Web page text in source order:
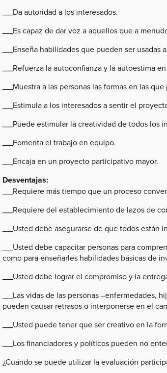
___Da autoridad a los interesados.
___Es capaz de dar voz a aquellos que a
___Enseña habilidades que pueden ser
___Refuerza la autoconfianza y la autoestima
___Muestra a las personas las formas en las
___Estimula a los interesados a sentir el
___Puede estimular la creatividad de todos los
___Fomenta el trabajo en equipo.
___Encaja en un proyecto participativo mayor.
Desventajas:
___Requiere más tiempo que un proceso
___Requiere del establecimiento de lazos de
___Usted debe asegurarse de que todos
___Usted debe capacitar personas para
como para enseñarles habilidades básicas de
___Usted debe lograr el compromiso y la
___Las vidas de las personas
pueden causar retrasos o interponerse en el
___Usted puede tener que ser creativo en la
___Los financiadores y políticos pueden no
¿Cuándo se puede utilizar la evaluación